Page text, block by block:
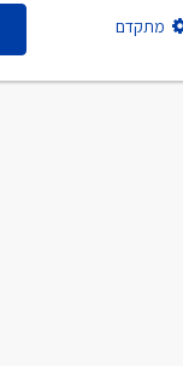
מתקדם